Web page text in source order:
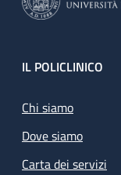
Footer
IL POLICLINICO
Chi siamo
Dove siamo
Carta dei servizi